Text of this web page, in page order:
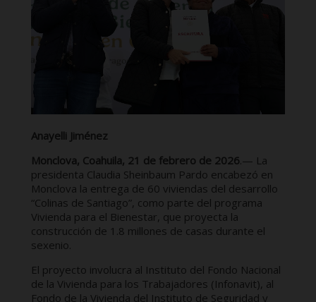
Anayelli Jiménez
Monclova, Coahuila, 21 de febrero de 2026.— La
presidenta Claudia Sheinbaum Pardo encabezó en
Monclova la entrega de 60 viviendas del desarrollo
“Colinas de Santiago”, como parte del programa
Vivienda para el Bienestar, que proyecta la
construcción de 1.8 millones de casas durante el
sexenio.
El proyecto involucra al Instituto del Fondo Nacional
de la Vivienda para los Trabajadores (Infonavit), al
Fondo de la Vivienda del Instituto de Seguridad y